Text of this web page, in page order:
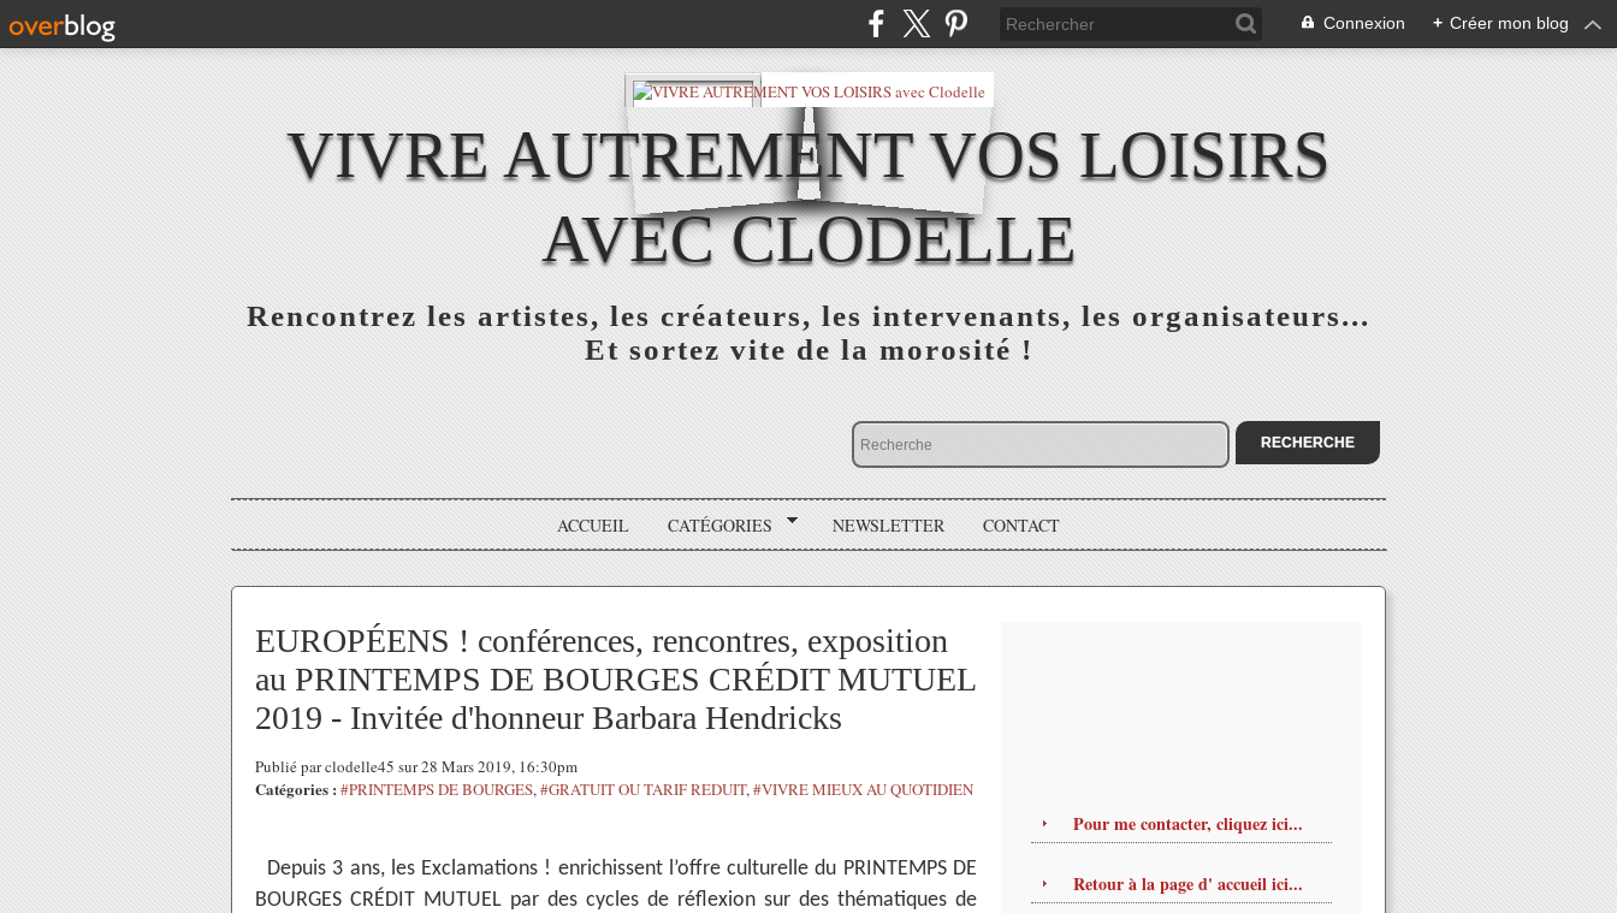
Connexion + Créer mon blog
VIVRE AUTREMENT VOS LOISIRS
AVEC CLODELLE
Rencontrez les artistes, les créateurs, les intervenants, les organisateurs...
Et sortez vite de la morosité !
ACCUEIL CATÉGORIES NEWSLETTER CONTACT
EUROPÉENS ! conférences, rencontres, exposition
au PRINTEMPS DE BOURGES CRÉDIT MUTUEL
2019 - Invitée d'honneur Barbara Hendricks
Publié par clodelle45 sur 28 Mars 2019, 16:30pm
Catégories : #PRINTEMPS DE BOURGES,#GRATUIT OU TARIF REDUIT,#VIVRE MIEUX AU QUOTIDIEN
Depuis 3 ans, les Exclamations ! enrichissent l’offre culturelle du PRINTEMPS DE
BOURGES CRÉDIT MUTUEL par des cycles de réflexion sur des thématiques de
Pour me contacter, cliquez ici...
Retour à la page d' accueil ici...